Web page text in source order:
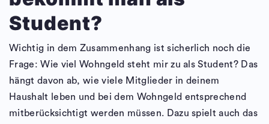
Student?
Wichtig in dem Zusammenhang ist sicherlich noch die
Frage: Wie viel Wohngeld steht mir zu als Student? Das
hängt davon ab, wie viele Mitglieder in deinem
Haushalt leben und bei dem Wohngeld entsprechend
mitberücksichtigt werden müssen. Dazu spielt auch das